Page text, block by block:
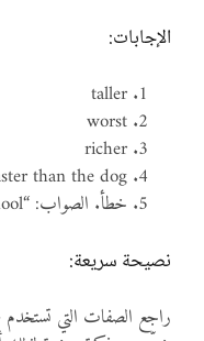
الإجابات:
taller
worst
richer
than the dog.
خطأ. الصواب: “She is the tallest girl in school.”
نصيحة سريعة: